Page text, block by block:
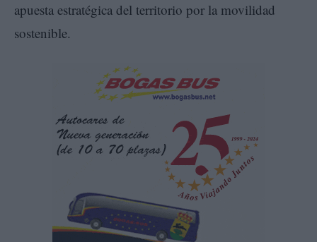
apuesta estratégica del territorio por la movilidad
sostenible.